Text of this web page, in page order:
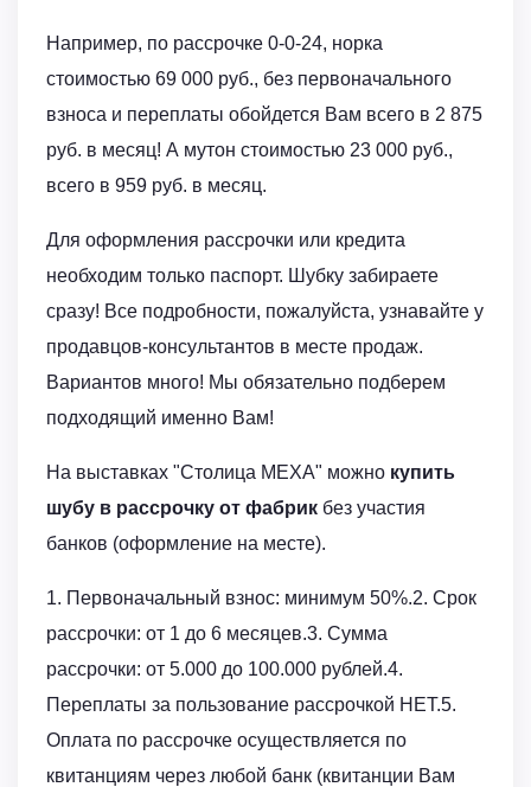
Например, по рассрочке 0-0-24, норка
стоимостью 69 000 руб., без первоначального
взноса и переплаты обойдется Вам всего в 2 875
руб. в месяц! А мутон стоимостью 23 000 руб.,
всего в 959 руб. в месяц.
Для оформления рассрочки или кредита
необходим только паспорт. Шубку забираете
сразу! Все подробности, пожалуйста, узнавайте у
продавцов-консультантов в месте продаж.
Вариантов много! Мы обязательно подберем
подходящий именно Вам!
На выставках "Столица МЕХА" можно купить
шубу в рассрочку от фабрик без участия
банков (оформление на месте).
1. Первоначальный взнос: минимум 50%.2. Срок
рассрочки: от 1 до 6 месяцев.3. Сумма
рассрочки: от 5.000 до 100.000 рублей.4.
Переплаты за пользование рассрочкой НЕТ.5.
Оплата по рассрочке осуществляется по
квитанциям через любой банк (квитанции Вам